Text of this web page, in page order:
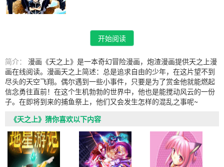
开始阅读
简介：
漫画《天之上》是一本奇幻冒险漫画，炮渣漫画提供天之上漫
画在线阅读。漫画天之上简述：总是追求自由的少年，在这片望不到
尽头的天空飞翔。偶尔遇到一些小事件，只要是为了赏金他就能燃起
信念勇往直前！在这个生机勃勃的世界中，他也是能搅动风云的一份
子。在即将到来的捕鱼祭上，他们又会发生怎样的混乱之事呢~
《天之上》猜你喜欢以下内容